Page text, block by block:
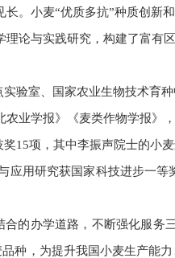
。小麦“优质多抗”种质创
论与实践研究，构建了富有
验室、国家农业生物技术育
业学报》《麦类作物学报》
15项，其中李振声院士的小
应用研究获国家科技进步一
的办学道路，不断强化服务
种，为提升我国小麦生产